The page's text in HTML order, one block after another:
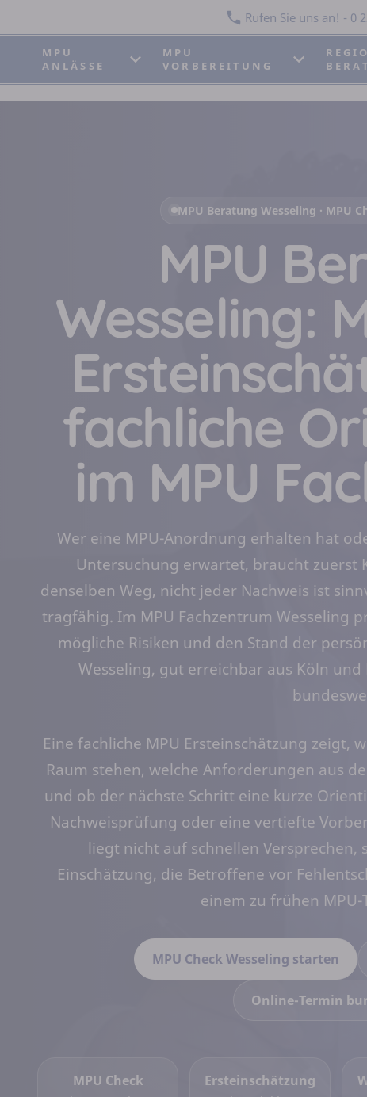
Rufen Sie uns an! - 0
MPU
ANLÄSSE
MPU
VORBEREITUNG
MPU Beratung Wesseling · MPU
MPU
Wesseling:
fachliche
im MPU
Wer eine MPU-Anordnung erhalten hat
Untersuchung erwartet, braucht zuerst
denselben Weg, nicht jeder Nachweis ist
tragfähig. Im MPU Fachzentrum Wesseling
mögliche Risiken und den Stand der
Wesseling, gut erreichbar aus Köln
Eine fachliche MPU Ersteinschätzung zeigt,
Raum stehen, welche Anforderungen aus
und ob der nächste Schritt eine kurze
Nachweisprüfung oder eine vertiefte
liegt nicht auf schnellen
Einschätzung, die Betroffene vor
einem zu frühen
MPU Check Wesseling starten
Online-Termin
MPU Check Ersteinschätzung